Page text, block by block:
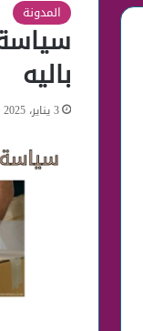
المدونة
باليه
3 يناير، 2025